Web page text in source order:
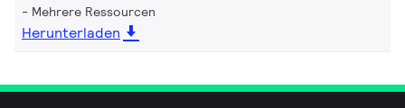
Mehrere Ressourcen
Herunterladen